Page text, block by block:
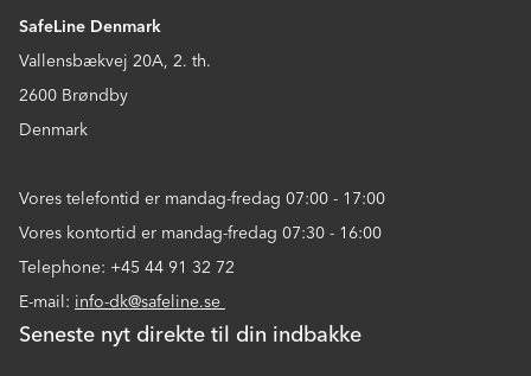
SafeLine Denmark
Vallensbækvej 20A, 2. th.
2600 Brøndby
Denmark
Vores telefontid er mandag-fredag 07:00 - 17:00
Vores kontortid er mandag-fredag 07:30 - 16:00
Telephone: +45 44 91 32 72
E-mail: info-dk@safeline.se
Seneste nyt direkte til din indbakke